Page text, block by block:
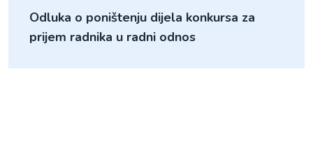
Odluka o poništenju dijela konkursa za
prijem radnika u radni odnos